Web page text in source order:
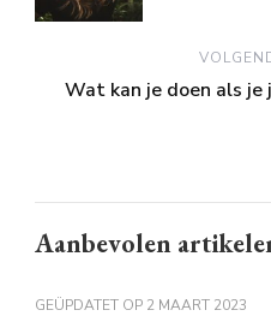
Wat kan je doen als je
Aanbevolen
GEÜPDATET OP 2 MAART 2023